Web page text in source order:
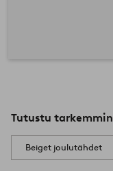
Tutustu tarkemmin
Beiget joulutähdet